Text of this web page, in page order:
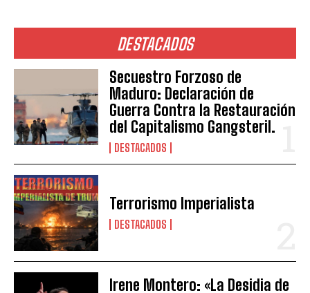
DESTACADOS
Secuestro Forzoso de
Maduro: Declaración de
Guerra Contra la Restauración
del Capitalismo Gangsteril.
DESTACADOS
Terrorismo Imperialista
DESTACADOS
Irene Montero: «La Desidia de